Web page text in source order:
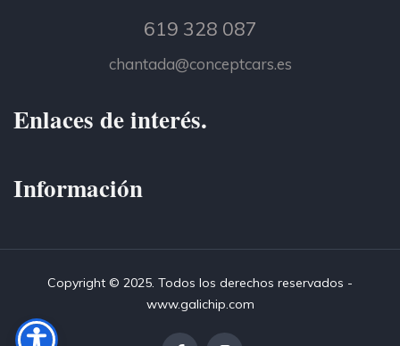
619 328 087
chantada@conceptcars.es
Enlaces de interés.
Información
Copyright © 2025. Todos los derechos reservados -
www.galichip.com